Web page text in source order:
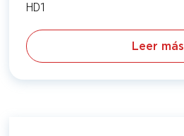
HD1
Leer más